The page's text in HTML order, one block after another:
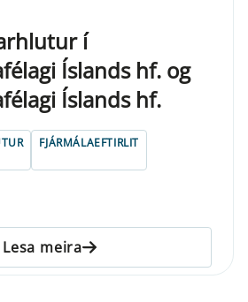
í
Íslands hf. og
Íslands hf.
FJÁRMÁLAEFTIRLIT
Lesa meira